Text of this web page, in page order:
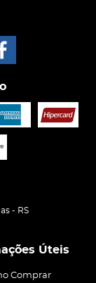
- RS
Úteis
Comprar